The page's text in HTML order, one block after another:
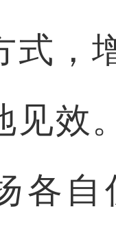
式，
见效
各